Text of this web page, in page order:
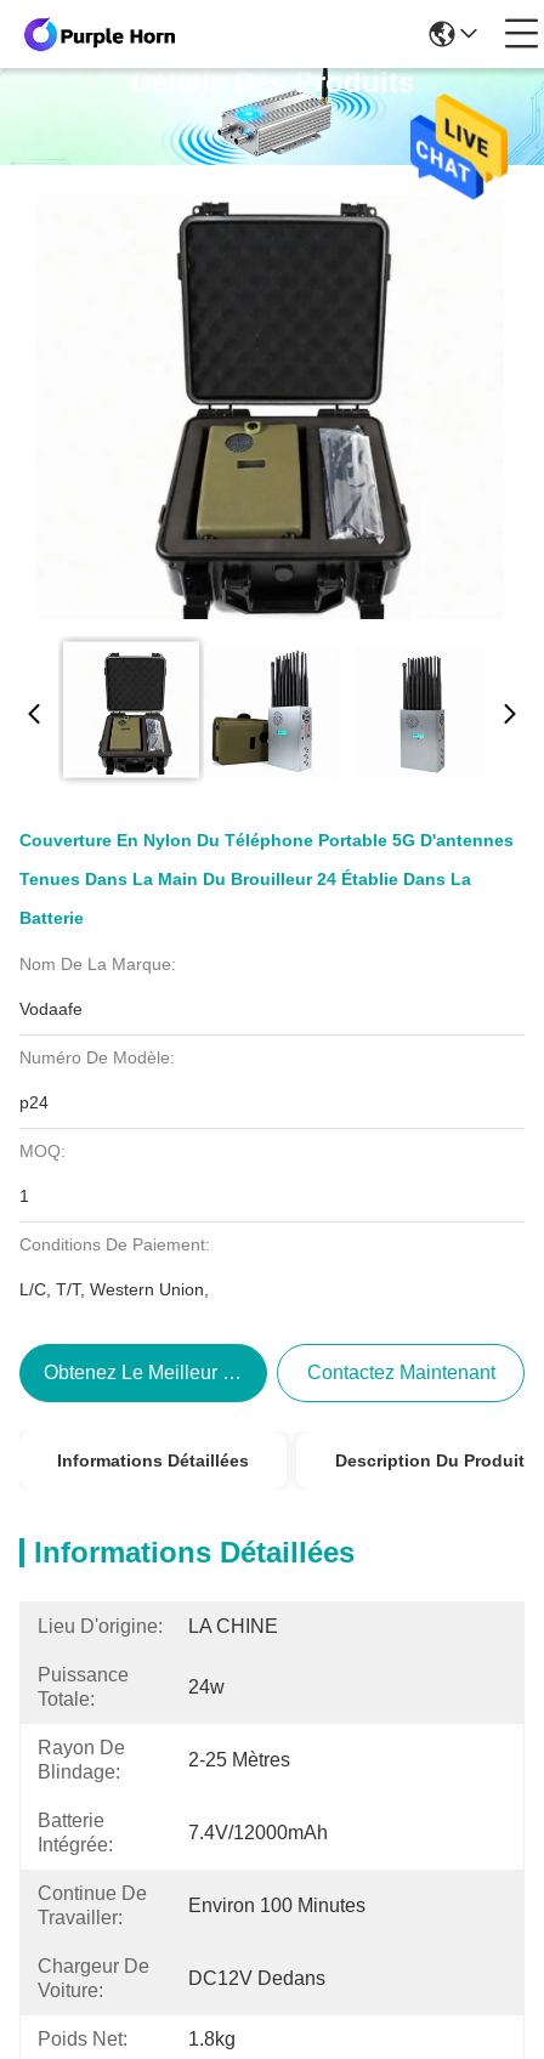
Détails Des Produits
Couverture En Nylon Du Téléphone Portable 5G D'antennes
Tenues Dans La Main Du Brouilleur 24 Établie Dans La
Batterie
Nom De La Marque:
Vodaafe
Numéro De Modèle:
p24
MOQ:
1
Conditions De Paiement:
L/C, T/T, Western Union,
Obtenez Le Meilleur Prix Contactez Maintenant
Informations Détaillées Description Du Produit
Informations Détaillées
Lieu D'origine: LA CHINE
Puissance
Totale:
24w
Rayon De
Blindage:
2-25 Mètres
Batterie
Intégrée:
7.4V/12000mAh
Continue De
Travailler:
Environ 100 Minutes
Chargeur De
Voiture:
DC12V Dedans
Poids Net: 1.8kg